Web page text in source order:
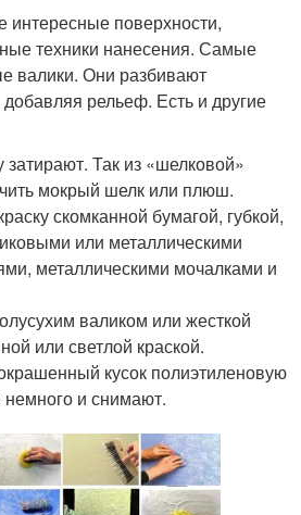
интересные поверхности,
техники нанесения. Самые
валики. Они разбивают
добавляя рельеф. Есть и другие
Так из «шелковой»
мокрый шелк или плюш.
скомканной бумагой, губкой,
или металлическими
металлическими мочалками и
валиком или жесткой
или светлой краской.
кусок полиэтиленовую
немного и снимают.